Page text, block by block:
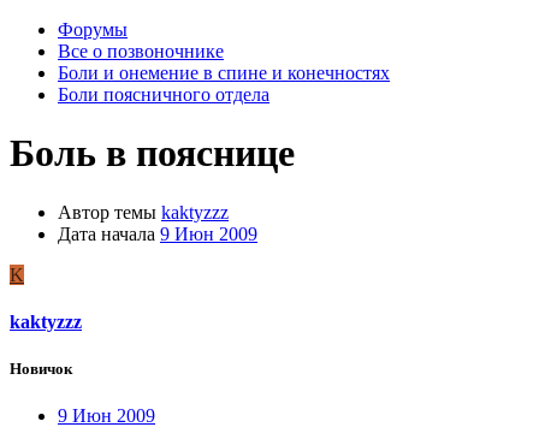
Форумы
Все о позвоночнике
Боли и онемение в спине и конечностях
Боли поясничного отдела
Боль в пояснице
Автор темы kaktyzzz
Дата начала 9 Июн 2009
K
kaktyzzz
Новичок
9 Июн 2009